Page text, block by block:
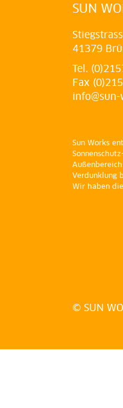
SUN
41379
Tel.
Fax
Sun Works
Verdunklung
Wir haben
© SUN